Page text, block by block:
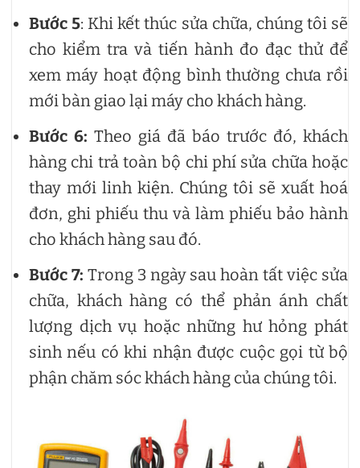
Bước 5: Khi kết thúc sửa chữa, chúng tôi sẽ
cho kiểm tra và tiến hành đo đạc thử để
xem máy hoạt động bình thường chưa rồi
mới bàn giao lại máy cho khách hàng.
Bước 6: Theo giá đã báo trước đó, khách
hàng chi trả toàn bộ chi phí sửa chữa hoặc
thay mới linh kiện. Chúng tôi sẽ xuất hoá
đơn, ghi phiếu thu và làm phiếu bảo hành
cho khách hàng sau đó.
Bước 7: Trong 3 ngày sau hoàn tất việc sửa
chữa, khách hàng có thể phản ánh chất
lượng dịch vụ hoặc những hư hỏng phát
sinh nếu có khi nhận được cuộc gọi từ bộ
phận chăm sóc khách hàng của chúng tôi.